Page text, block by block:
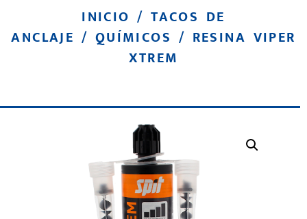
INICIO /TACOS DE
ANCLAJE / QUÍMICOS / RESINA VIPER
XTREM